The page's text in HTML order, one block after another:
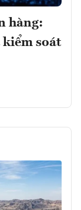
hàng:
kiểm soát